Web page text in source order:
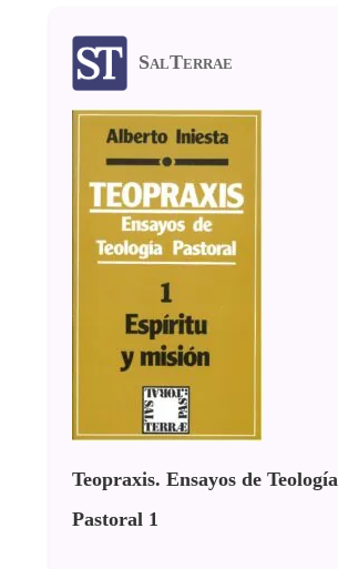
SalTerrae
Teopraxis. Ensayos de Teología
Pastoral 1